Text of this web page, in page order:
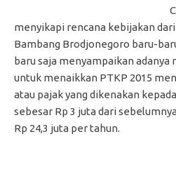
menyikapi rencana kebijakan
Bambang Brodjonegoro baru-
baru saja menyampaikan
untuk menaikkan PTKP 2015
atau pajak yang dikenakan
sebesar Rp 3 juta dari
Rp 24,3 juta per tahun.